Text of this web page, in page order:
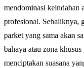
mendominasi keindahan
profesional. Sebaliknya,
parket yang sama akan
bahaya atau zona
menciptakan suasana